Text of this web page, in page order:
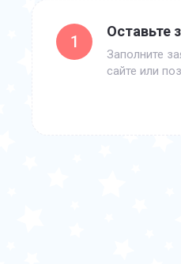
1
Оставьте
Заполните
сайте или